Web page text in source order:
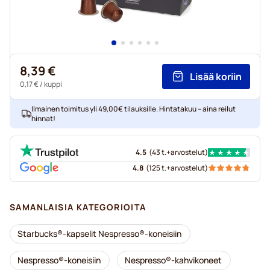
8,39 €
0,17 €/ kuppi
Lisää koriin
Ilmainen toimitus yli 49,00€ tilauksille. Hintatakuu – aina reilut
hinnat!
4.5 (43 t.+arvostelut)
4.8 (125 t.+arvostelut)
SAMANLAISIA KATEGORIOITA
Starbucks®-kapselit Nespresso®-koneisiin
Nespresso®-koneisiin Nespresso®-kahvikoneet